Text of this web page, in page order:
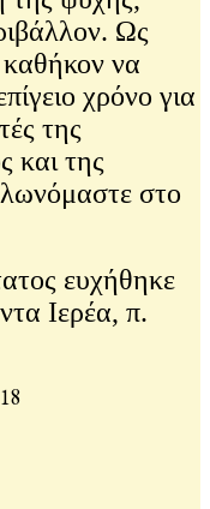
Ως
καθήκον να
χρόνο για
της
και της
στο
ευχήθηκε
Ιερέα, π.